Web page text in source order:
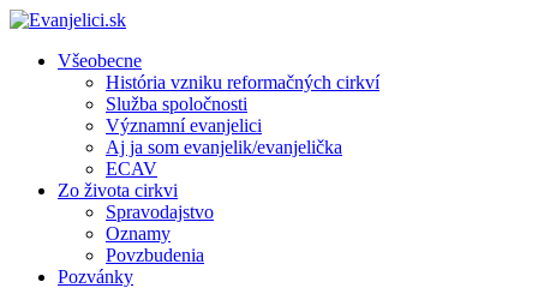
Všeobecne
História vzniku reformačných cirkví
Služba spoločnosti
Významní evanjelici
Aj ja som evanjelik/evanjelička
ECAV
Zo života cirkvi
Spravodajstvo
Oznamy
Povzbudenia
Pozvánky